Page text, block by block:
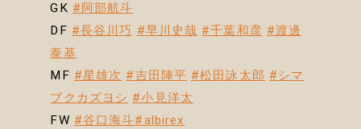
GK #阿部航斗
DF #長谷川巧 #早川史哉 #千葉和彦 #渡邊
泰基
MF #星雄次 #吉田陣平 #松田詠太郎 #シマ
ブクカズヨシ #小見洋太
FW #谷口海斗#albirex